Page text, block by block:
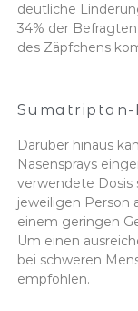
deutliche
34% der
des Zäpfchens
Sumatriptan-
Darüber hinaus
Nasensprays
verwendete Dosis
jeweiligen Person
einem geringen
Um einen
bei schweren
empfohlen.